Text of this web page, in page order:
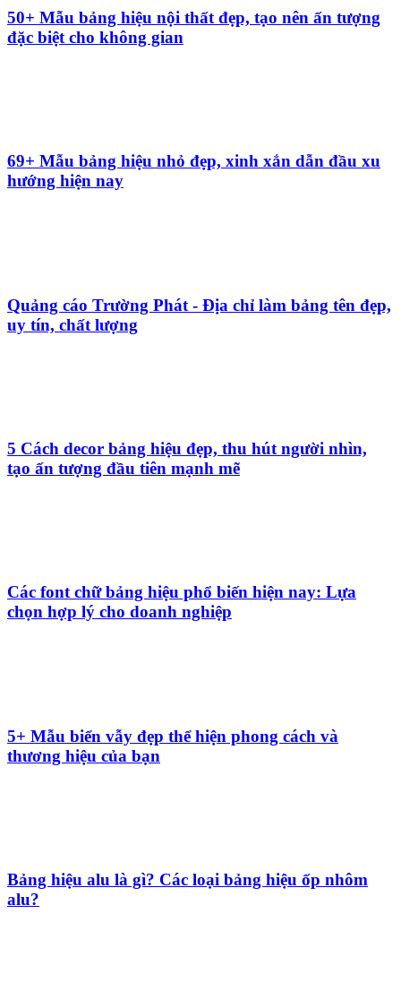
50+ Mẫu bảng hiệu nội thất đẹp, tạo nên ấn tượng
đặc biệt cho không gian
69+ Mẫu bảng hiệu nhỏ đẹp, xinh xắn dẫn đầu xu
hướng hiện nay
Quảng cáo Trường Phát - Địa chỉ làm bảng tên đẹp,
uy tín, chất lượng
5 Cách decor bảng hiệu đẹp, thu hút người nhìn,
tạo ấn tượng đầu tiên mạnh mẽ
Các font chữ bảng hiệu phổ biến hiện nay: Lựa
chọn hợp lý cho doanh nghiệp
5+ Mẫu biển vẫy đẹp thể hiện phong cách và
thương hiệu của bạn
Bảng hiệu alu là gì? Các loại bảng hiệu ốp nhôm
alu?